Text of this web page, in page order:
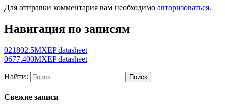
Для отправки комментария вам необходимо авторизоваться.
Навигация по записям
021802.5MXEP datasheet
0677.400MXEP datasheet
Найти:
Свежие записи